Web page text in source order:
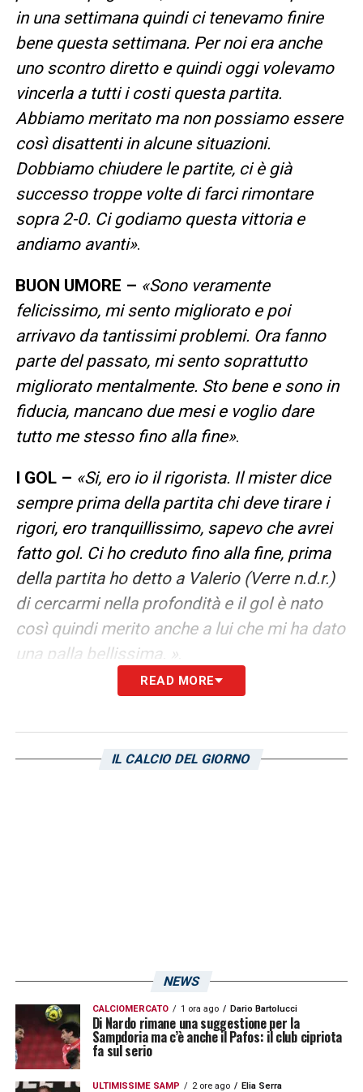
in una settimana quindi ci tenevamo finire
bene questa settimana. Per noi era anche
uno scontro diretto e quindi oggi volevamo
vincerla a tutti i costi questa partita.
Abbiamo meritato ma non possiamo essere
così disattenti in alcune situazioni.
Dobbiamo chiudere le partite, ci è già
successo troppe volte di farci rimontare
sopra 2-0. Ci godiamo questa vittoria e
andiamo avanti».
BUON UMORE – «Sono veramente
felicissimo, mi sento migliorato e poi
arrivavo da tantissimi problemi. Ora fanno
parte del passato, mi sento soprattutto
migliorato mentalmente. Sto bene e sono in
fiducia, mancano due mesi e voglio dare
tutto me stesso fino alla fine».
I GOL – «Si, ero io il rigorista. Il mister dice
sempre prima della partita chi deve tirare i
rigori, ero tranquillissimo, sapevo che avrei
fatto gol. Ci ho creduto fino alla fine, prima
della partita ho detto a Valerio (Verre n.d.r.)
di cercarmi nella profondità e il gol è nato
così quindi merito anche a lui che mi ha dato
una palla bellissima. ».
«I tifosi sono fantastici, ci seguono
speciale va soprattutto a loro» .
READ MORE
IL CALCIO DEL GIORNO
NEWS
CALCIOMERCATO 1 ora ago Dario Bartolucci
Di Nardo rimane una suggestione per la
Sampdoria ma c’è anche il Pafos: il club cipriota
fa sul serio
ULTIMISSIME SAMP 2 ore ago Elia Serra